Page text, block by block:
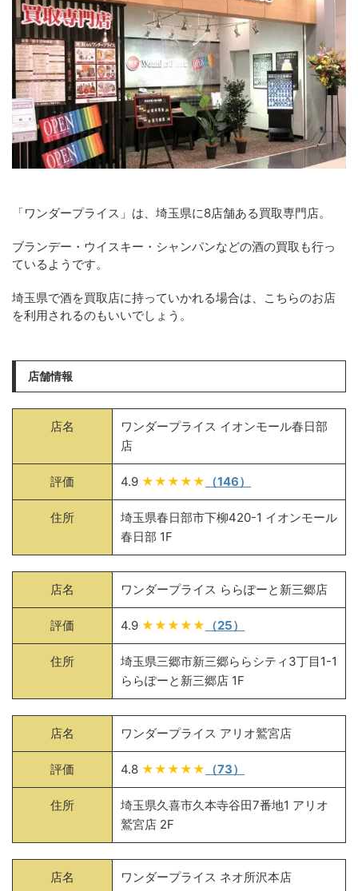
「ワンダープライス」は、埼玉県に8店舗ある買取専門店。
ブランデー・ウイスキー・シャンパンなどの酒の買取も行っ
ているようです。
埼玉県で酒を買取店に持っていかれる場合は、こちらのお店
を利用されるのもいいでしょう。
店舗情報
店名
ワンダープライス イオンモール春日部
店
評価 4.9 ★★★★★ （146）
住所
埼玉県春日部市下柳420-1 イオンモール
春日部 1F
店名 ワンダープライス ららぽーと新三郷店
評価 4.9 ★★★★★ （25）
住所
埼玉県三郷市新三郷ららシティ3丁目1-1
ららぽーと新三郷店 1F
店名 ワンダープライス アリオ鷲宮店
評価 4.8 ★★★★★ （73）
住所
埼玉県久喜市久本寺谷田7番地1 アリオ
鷲宮店 2F
店名 ワンダープライス ネオ所沢本店